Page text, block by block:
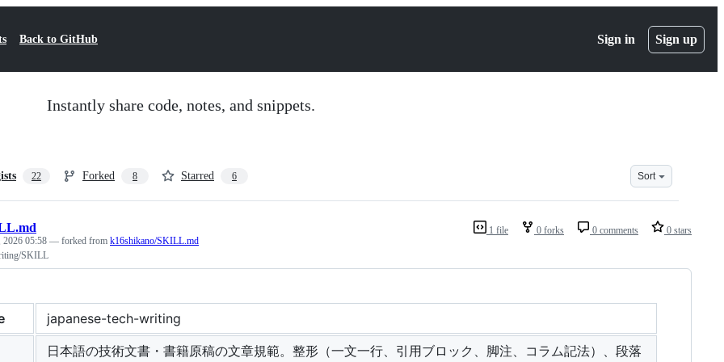
Back to GitHub Sign in Sign up
Instantly share code, notes, and snippets.
22 Forked 8 Starred 6 Sort
1 file 0 forks 0 comments 0 stars
2026 05:58 — forked from k16shikano/SKILL.md
SKILL
japanese-tech-writing
日本語の技術文書・書籍原稿の文章規範。整形（一文一行、引用ブロック、脚注、コラム記法）、段落